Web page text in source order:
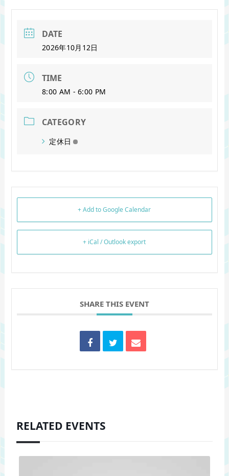
DATE
2026年10月12日
TIME
8:00 AM - 6:00 PM
CATEGORY
定休日
+ Add to Google Calendar
+ iCal / Outlook export
SHARE THIS EVENT
RELATED EVENTS